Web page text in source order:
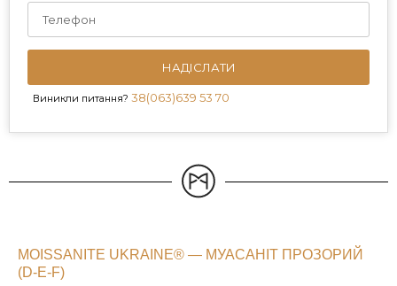
НАДІСЛАТИ
Виникли питання? 38(063)639 53 70
MOISSANITE UKRAINE® — МУАСАНІТ ПРОЗОРИЙ
(D-E-F)